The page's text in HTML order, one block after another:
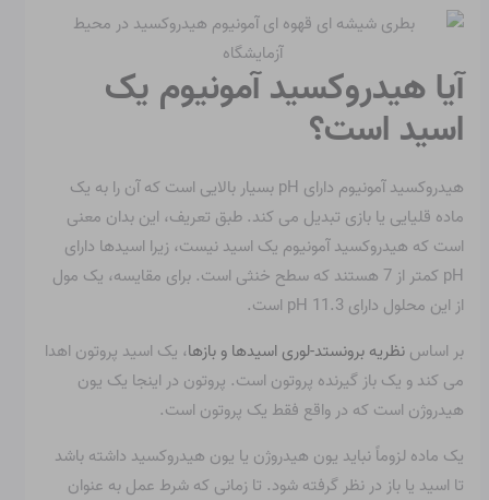
آیا هیدروکسید آمونیوم یک
اسید است؟
هیدروکسید آمونیوم دارای pH بسیار بالایی است که آن را به یک
ماده قلیایی یا بازی تبدیل می کند. طبق تعریف، این بدان معنی
است که هیدروکسید آمونیوم یک اسید نیست، زیرا اسیدها دارای
pH کمتر از 7 هستند که سطح خنثی است. برای مقایسه، یک مول
از این محلول دارای pH 11.3 است.
بر اساسنظریه برونستد-لوری اسیدها و بازها، یک اسید پروتون اهدا
می کند و یک باز گیرنده پروتون است. پروتون در اینجا یک یون
هیدروژن است که در واقع فقط یک پروتون است.
یک ماده لزوماً نباید یون هیدروژن یا یون هیدروکسید داشته باشد
تا اسید یا باز در نظر گرفته شود. تا زمانی که شرط عمل به عنوان